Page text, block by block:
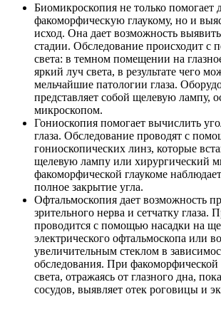
Биомикроскопия не только помогает
факоморфическую глаукому, но и
исход. Она дает возможность
стадии. Обследование происходит с
света: в темном помещении на
яркий луч света, в результате чего
мельчайшие патологии глаза.
представляет собой щелевую лампу,
микроскопом.
Гониоскопия помогает вычислить
глаза. Обследование проводят с
гониоскопических линз, которые
щелевую лампу или хирургический
факоморфической глаукоме
полное закрытие угла.
Офтальмоскопия дает возможность
зрительного нерва и сетчатку глаза.
проводится с помощью насадки на
электрического офтальмоскопа или
увеличительным стеклом в
обследования. При факоморфической
света, отражаясь от глазного дна,
сосудов, выявляет отек роговицы и